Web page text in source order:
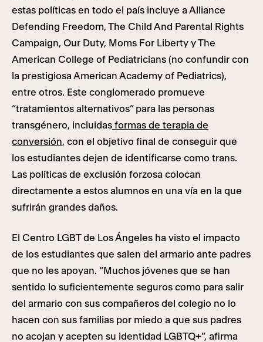
estas políticas en todo el país incluye a Alliance
Defending Freedom, The Child And Parental Rights
Campaign, Our Duty, Moms For Liberty y The
American College of Pediatricians (no confundir con
la prestigiosa American Academy of Pediatrics),
entre otros. Este conglomerado promueve
“tratamientos alternativos” para las personas
transgénero, incluidas formas de terapia de
conversión, con el objetivo final de conseguir que
los estudiantes dejen de identificarse como trans.
Las políticas de exclusión forzosa colocan
directamente a estos alumnos en una vía en la que
sufrirán grandes daños.
El Centro LGBT de Los Ángeles ha visto el impacto
de los estudiantes que salen del armario ante padres
que no les apoyan. “Muchos jóvenes que se han
sentido lo suficientemente seguros como para salir
del armario con sus compañeros del colegio no lo
hacen con sus familias por miedo a que sus padres
no acojan y acepten su identidad LGBTQ+”, afirma